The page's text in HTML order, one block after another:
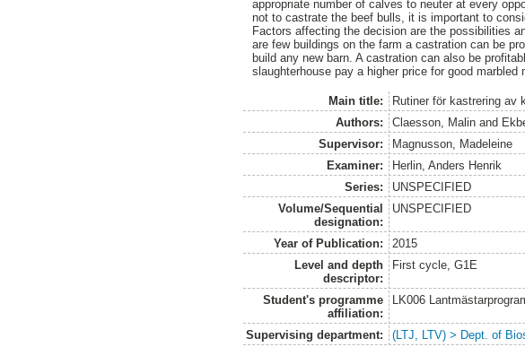
appropriate number of calves to neuter at every
not to castrate the beef bulls, it is important to
Factors affecting the decision are the possibilities
are few buildings on the farm a castration can be
build any new barn. A castration can also be
slaughterhouse pay a higher price for good marbled
Main title:
Rutiner för kastrering av
Authors:
Claesson, Malinand
Supervisor:
Magnusson, Madeleine
Examiner:
Herlin, Anders Henrik
Series:
UNSPECIFIED
Volume/Sequential
designation:
UNSPECIFIED
Year of Publication:
2015
Level and depth
descriptor:
First cycle, G1E
Student's programme
affiliation:
LK006
Supervising department: (LTJ, LTV) > Dept. of